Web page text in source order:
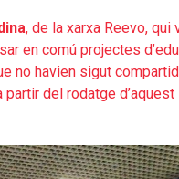
, de la xarxa Reevo, qui
en comú projectes
no havien sigut
partir del rodatge